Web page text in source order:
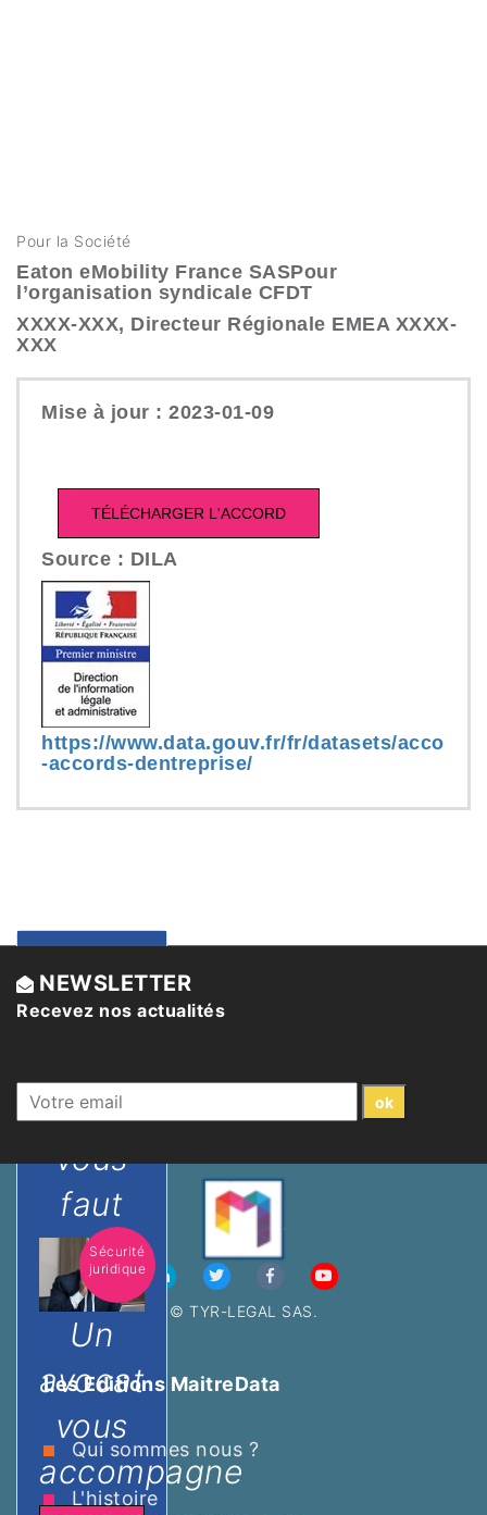
Pour la Société
Eaton eMobility France SASPour
l’organisation syndicale CFDT
XXXX-XXX, Directeur Régionale EMEA XXXX-
XXX
Mise à jour : 2023-01-09
Source : DILA
https://www.data.gouv.fr/fr/datasets/acco
-accords-dentreprise/
Trouvez
l'avocat
qu'il
vous
faut
Sécurité
juridique
Un
avocat
vous
accompagne
NEWSLETTER
Recevez nos actualités
© TYR-LEGAL SAS.
Les Editions MaitreData
Qui sommes nous ?
L'histoire